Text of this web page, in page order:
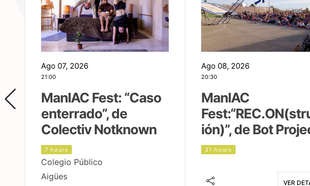
Ago 07, 2026
21:00
ManIAC Fest: “Caso
enterrado”, de
Colectiv Notknown
7 hours
Colegio Público
Aigües
Ago 08, 2026
20:30
ManIAC
ión)”, de Bot
31 hours
VER